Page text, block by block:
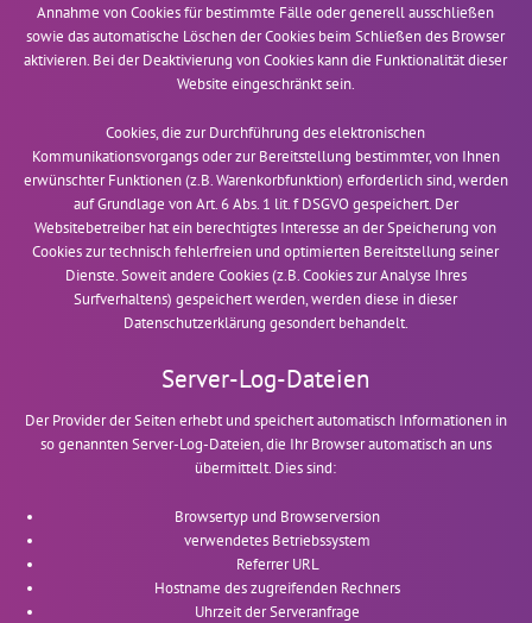
Annahme von Cookies für bestimmte Fälle oder generell ausschließen
sowie das automatische Löschen der Cookies beim Schließen des Browser
aktivieren. Bei der Deaktivierung von Cookies kann die Funktionalität dieser
Website eingeschränkt sein.
Cookies, die zur Durchführung des elektronischen
Kommunikationsvorgangs oder zur Bereitstellung bestimmter, von Ihnen
erwünschter Funktionen (z.B. Warenkorbfunktion) erforderlich sind, werden
auf Grundlage von Art. 6 Abs. 1 lit. f DSGVO gespeichert. Der
Websitebetreiber hat ein berechtigtes Interesse an der Speicherung von
Cookies zur technisch fehlerfreien und optimierten Bereitstellung seiner
Dienste. Soweit andere Cookies (z.B. Cookies zur Analyse Ihres
Surfverhaltens) gespeichert werden, werden diese in dieser
Datenschutzerklärung gesondert behandelt.
Server-Log-Dateien
Der Provider der Seiten erhebt und speichert automatisch Informationen in
so genannten Server-Log-Dateien, die Ihr Browser automatisch an uns
übermittelt. Dies sind:
Browsertyp und Browserversion
verwendetes Betriebssystem
Referrer URL
Hostname des zugreifenden Rechners
Uhrzeit der Serveranfrage